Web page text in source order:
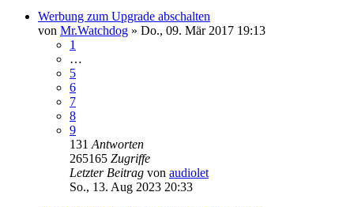
Werbung zum Upgrade abschalten
von Mr.Watchdog » Do., 09. Mär 2017 19:13
1
…
5
6
7
8
9
131 Antworten
265165 Zugriffe
Letzter Beitrag von audiolet
So., 13. Aug 2023 20:33